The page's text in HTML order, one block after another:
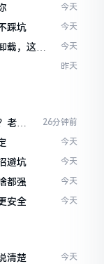
今天
踩坑 今天
，这几
今天
昨天
玩
26分钟前
今天
避坑 今天
都强 今天
安全 今天
清楚 今天